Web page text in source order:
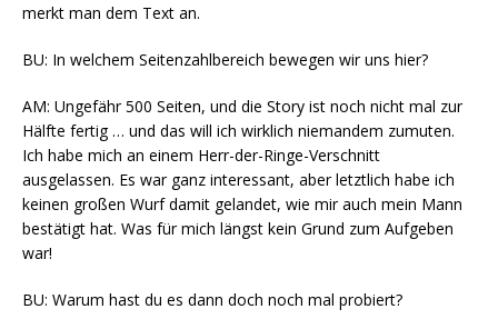
merkt man dem Text an.
BU: In welchem Seitenzahlbereich bewegen wir uns hier?
AM: Ungefähr 500 Seiten, und die Story ist noch nicht mal zur
Hälfte fertig … und das will ich wirklich niemandem zumuten.
Ich habe mich an einem Herr-der-Ringe-Verschnitt
ausgelassen. Es war ganz interessant, aber letztlich habe ich
keinen großen Wurf damit gelandet, wie mir auch mein Mann
bestätigt hat. Was für mich längst kein Grund zum Aufgeben
war!
BU: Warum hast du es dann doch noch mal probiert?